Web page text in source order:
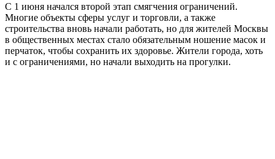
С 1 июня начался второй этап смягчения ограничений.
Многие объекты сферы услуг и торговли, а также
строительства вновь начали работать, но для жителей Москвы
в общественных местах стало обязательным ношение масок и
перчаток, чтобы сохранить их здоровье. Жители города, хоть
и с ограничениями, но начали выходить на прогулки.